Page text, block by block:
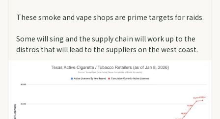
These smoke and vape shops are prime targets for raids.
Some will sing and the supply chain will work up to the
distros that will lead to the suppliers on the west coast.